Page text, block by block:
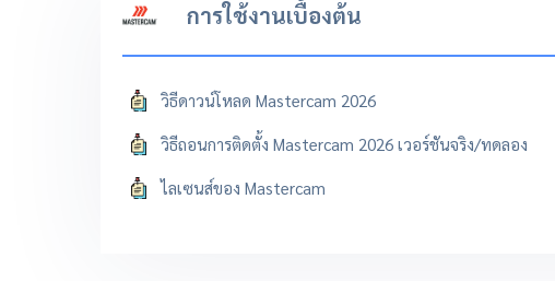
การใช้งานเบื้องต้น
วิธีดาวน์โหลด Mastercam 2026
วิธีถอนการติดตั้ง Mastercam 2026 เวอร์ชันจริง/ทดลอง
ไลเซนส์ของ Mastercam